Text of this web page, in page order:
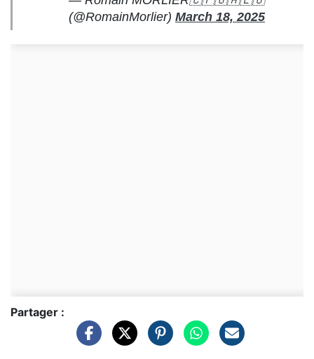
(@RomainMorlier) March 18, 2025
Partager :